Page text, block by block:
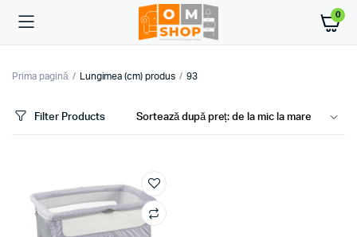
0
Prima pagină Lungimea (cm) produs 93
Filter Products